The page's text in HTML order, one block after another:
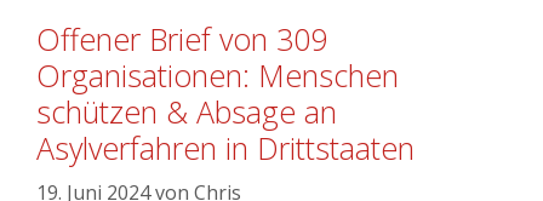
Offener Brief von 309
Organisationen: Menschen
schützen & Absage an
Asylverfahren in Drittstaaten
19. Juni 2024von Chris